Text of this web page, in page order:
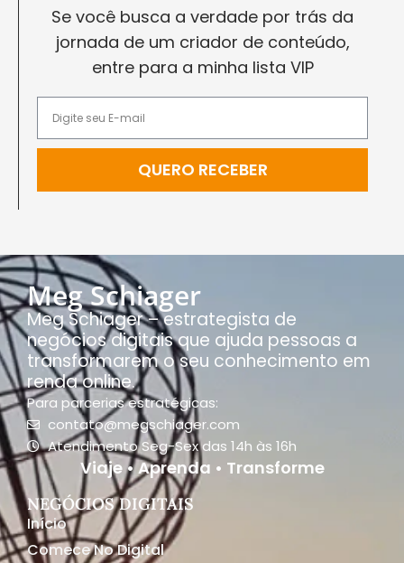
Se você busca a verdade por trás da
jornada de um criador de conteúdo,
entre para a minha lista VIP
QUERO RECEBER
Meg Schiager
Meg Schiager – estrategista de
negócios digitais que ajuda pessoas a
transformarem o seu conhecimento em
renda online.
Para parcerias estratégicas:
contato@megschiager.com
Atendimento Seg-Sex das 14h às 16h
Viaje • Aprenda • Transforme
NEGÓCIOS DIGITAIS
Início
Comece No Digital